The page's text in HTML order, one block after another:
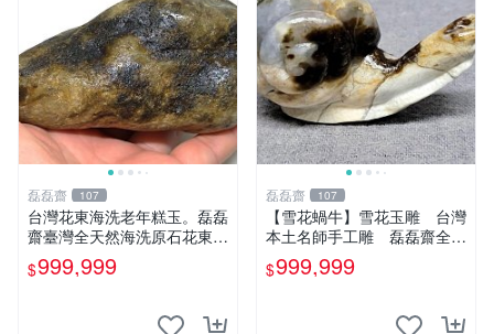
磊磊齋 107
台灣花東海洗老年糕玉。磊磊
齋臺灣全天然海洗原石花東玉
東海岸台灣藍寶石東玉東海岸
心臟石皮蛋青老麥芽年糕黑鬼
碧玉髓秀姑玉鳳梨芋仔玉總統
$999,999
磊磊齋 107
【雪花蝸牛】雪花玉雕 台灣
本土名師手工雕 磊磊齋全天
然奇石雅石觀賞石圖案石畫面
石人物石山形型石風景觀石印
$999,999